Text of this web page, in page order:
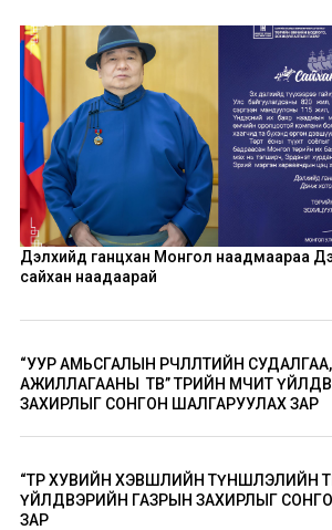
Дэлхийд ганцхан Монгол наадмаараа
сайхан наадаарай
“УУР АМЬСГАЛЫН ӨӨРЧЛӨЛТИЙН
АЖИЛЛАГААНЫ ТӨВ” ТӨРИЙН ӨМЧИТ
ЗАХИРЛЫГ СОНГОН ШАЛГАРУУЛАХ ЗАР
“ТӨР ХУВИЙН ХЭВШЛИЙН ТҮНШЛЭЛИЙН
ҮЙЛДВЭРИЙН ГАЗРЫН ЗАХИРЛЫГ
ЗАР